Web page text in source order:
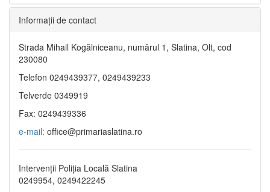
Informaţii de contact
Strada Mihail Kogălniceanu, numărul 1, Slatina, Olt, cod
230080
Telefon 0249439377, 0249439233
Telverde 0349919
Fax: 0249439336
e-mail: office@primariaslatina.ro
Intervenții Poliția Locală Slatina
0249954, 0249422245